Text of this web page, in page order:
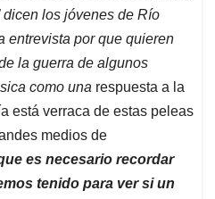
los jóvenes de Río
entrevista por que quieren
la guerra de algunos
como una respuesta a la
está verraca de estas peleas
medios de
es necesario recordar
tenido para ver si un